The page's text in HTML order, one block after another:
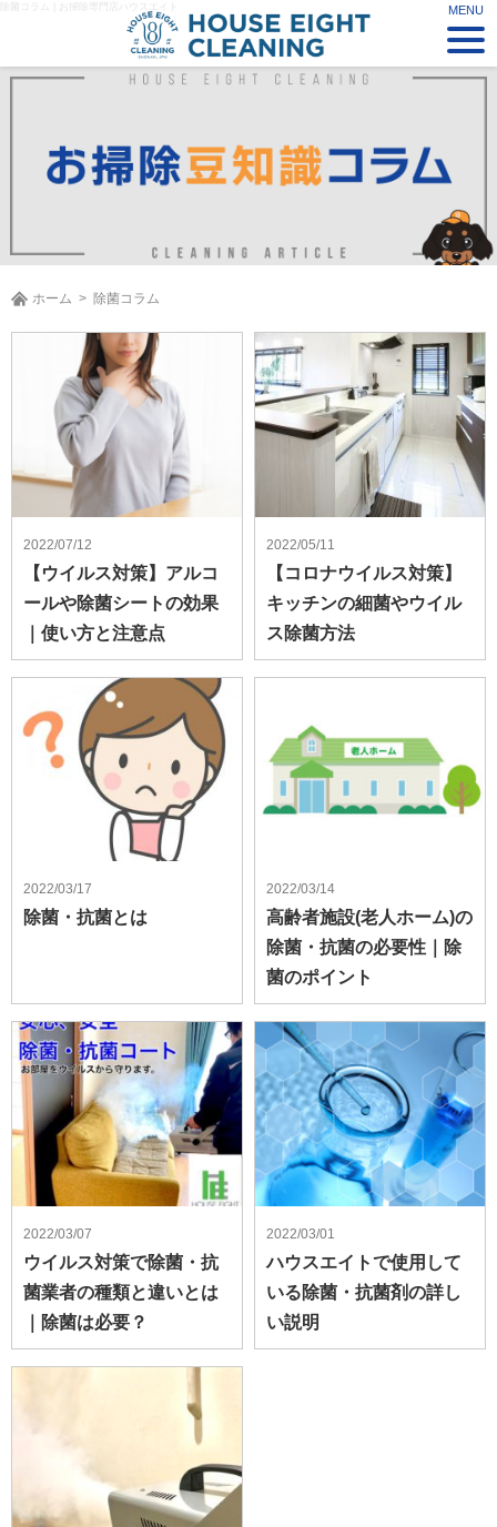
ホーム 除菌コラム
2022/07/12
【ウイルス対策】アルコ
ールや除菌シートの効果
｜使い方と注意点
2022/05/11
【コロナウイルス対策】
キッチンの細菌やウイル
ス除菌方法
2022/03/17
除菌・抗菌とは
2022/03/14
高齢者施設(老人ホーム)の
除菌・抗菌の必要性｜除
菌のポイント
2022/03/07
ウイルス対策で除菌・抗
菌業者の種類と違いとは
｜除菌は必要？
2022/03/01
ハウスエイトで使用して
いる除菌・抗菌剤の詳し
い説明